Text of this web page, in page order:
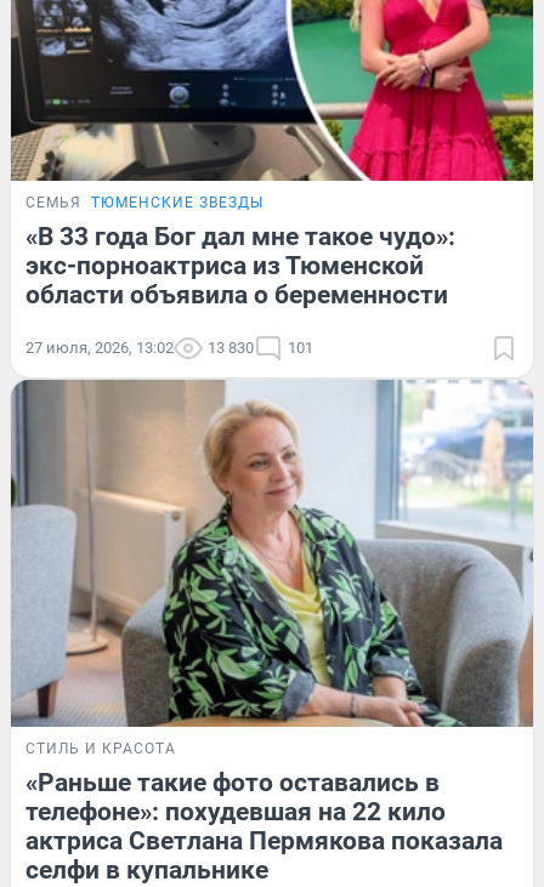
СЕМЬЯ ТЮМЕНСКИЕ ЗВЕЗДЫ
«В 33 года Бог дал мне такое чудо»:
экс-порноактриса из Тюменской
области объявила о беременности
27 июля, 2026, 13:02 13 830 101
СТИЛЬ И КРАСОТА
«Раньше такие фото оставались в
телефоне»: похудевшая на 22 кило
актриса Светлана Пермякова показала
селфи в купальнике